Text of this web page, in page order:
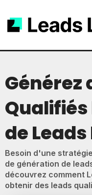
Générez
de Leads
Besoin d'une
de génération de
découvrez comment
obtenir des leads